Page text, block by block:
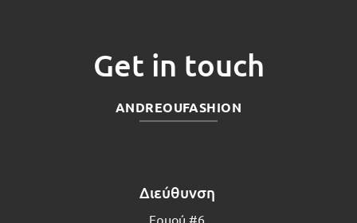
Get in touch
ANDREOUFASHION
Διεύθυνση
Ερμού #6